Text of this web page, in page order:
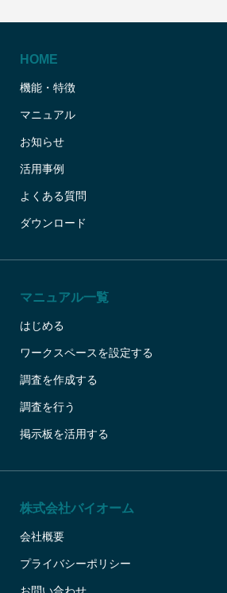
HOME
機能・特徴
マニュアル
お知らせ
活用事例
よくある質問
ダウンロード
マニュアル一覧
はじめる
ワークスペースを設定する
調査を作成する
調査を行う
掲示板を活用する
株式会社バイオーム
会社概要
プライバシーポリシー